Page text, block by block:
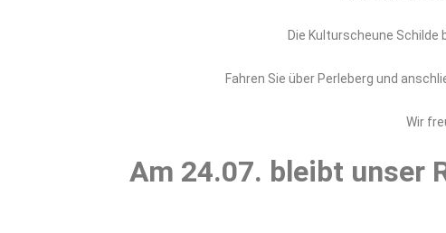
Die Kulturscheune
Fahren Sie über Perleberg und
Wir
Am 24.07. bleibt unser